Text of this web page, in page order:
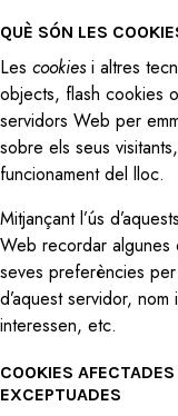
QUÈ SÓN LES
Les cookiesi altres
objects, flash cookies
servidors Web per
sobre els seus
funcionament del lloc.
Mitjançant l’ús
Web recordar algunes
seves preferències
d’aquest servidor,
interessen, etc.
COOKIES
EXCEPTUADES